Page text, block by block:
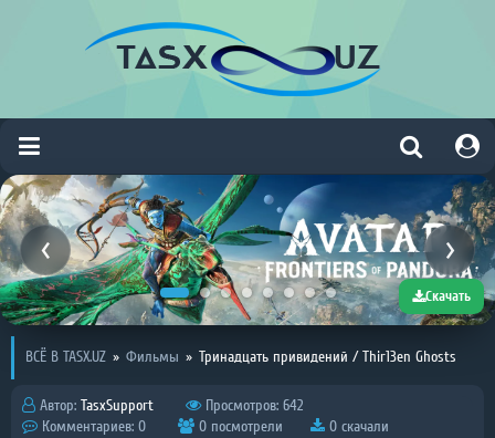
Скачать
ВСЁ В TASX.UZ » Фильмы » Тринадцать привидений / Thir13en Ghosts
Автор: TasxSupport
Просмотров: 642
Комментариев: 0
0 посмотрели
0 скачали